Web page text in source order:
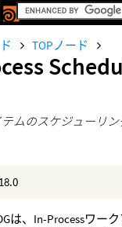
TOPノード
ムのスケジューリン
18.0
は、In-Processワー